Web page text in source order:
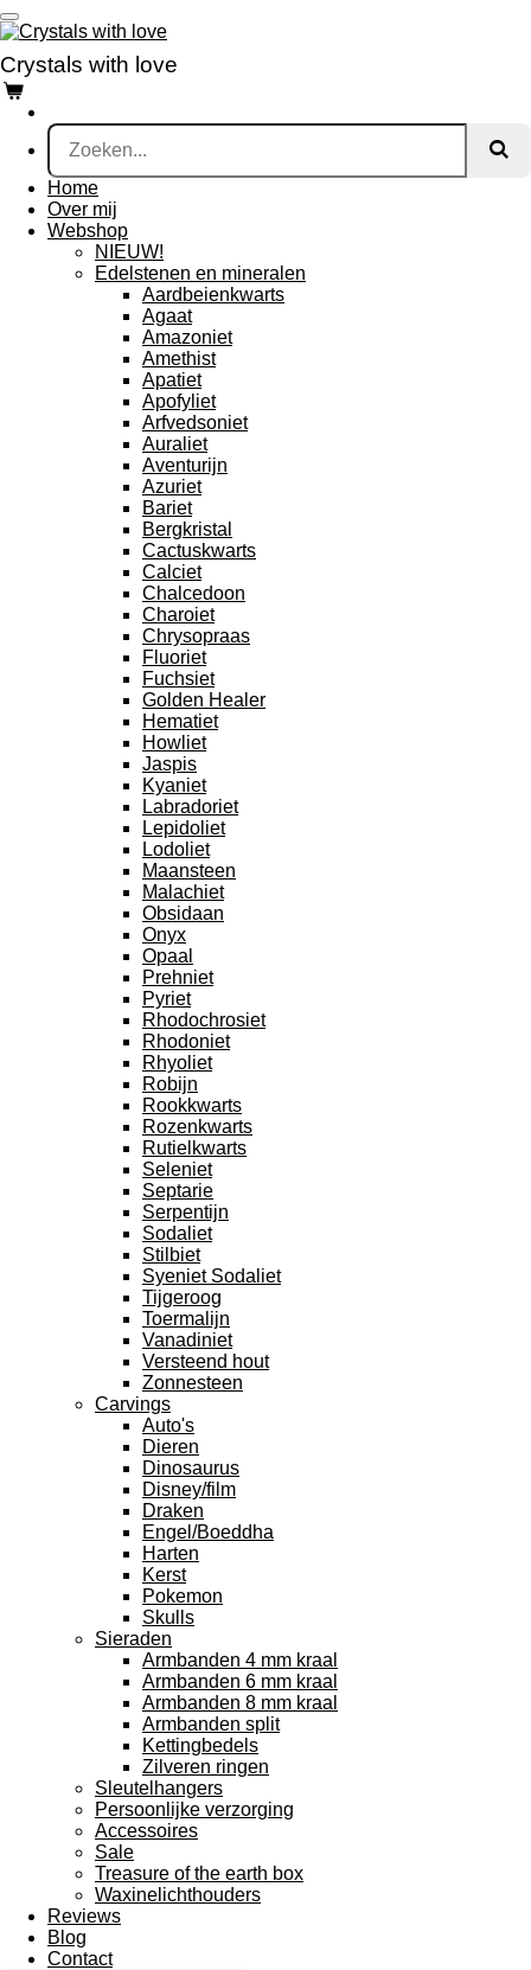
Ga
direct
naar
de
hoofdinhoud
Crystals with love
Home
Over mij
Webshop
NIEUW!
Edelstenen en mineralen
Aardbeienkwarts
Agaat
Amazoniet
Amethist
Apatiet
Apofyliet
Arfvedsoniet
Auraliet
Aventurijn
Azuriet
Bariet
Bergkristal
Cactuskwarts
Calciet
Chalcedoon
Charoiet
Chrysopraas
Fluoriet
Fuchsiet
Golden Healer
Hematiet
Howliet
Jaspis
Kyaniet
Labradoriet
Lepidoliet
Lodoliet
Maansteen
Malachiet
Obsidaan
Onyx
Opaal
Prehniet
Pyriet
Rhodochrosiet
Rhodoniet
Rhyoliet
Robijn
Rookkwarts
Rozenkwarts
Rutielkwarts
Seleniet
Septarie
Serpentijn
Sodaliet
Stilbiet
Syeniet Sodaliet
Tijgeroog
Toermalijn
Vanadiniet
Versteend hout
Zonnesteen
Carvings
Auto's
Dieren
Dinosaurus
Disney/film
Draken
Engel/Boeddha
Harten
Kerst
Pokemon
Skulls
Sieraden
Armbanden 4 mm kraal
Armbanden 6 mm kraal
Armbanden 8 mm kraal
Armbanden split
Kettingbedels
Zilveren ringen
Sleutelhangers
Persoonlijke verzorging
Accessoires
Sale
Treasure of the earth box
Waxinelichthouders
Reviews
Blog
Contact